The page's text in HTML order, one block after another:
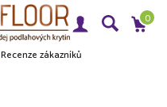
Recenze zákazníků
0